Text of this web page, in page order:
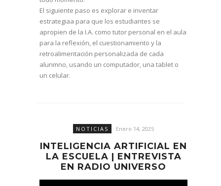
El siguiente paso es explorar e inventar
estrategiaa para que los estudiantes se
apropien de la I.A. como tutor personal en el aula
para la reflexión, el cuestionamiento y la
retroalimentación personalizada de cada
alunmno, usando un computador, una tablet o
un celular.
NOTICIAS Enero 14, 2025
INTELIGENCIA ARTIFICIAL EN
LA ESCUELA | ENTREVISTA
EN RADIO UNIVERSO